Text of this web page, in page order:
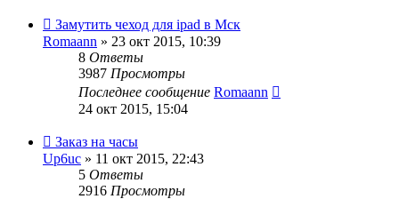
Замутить чеход для ipad в Мск
Romaann » 23 окт 2015, 10:39
8 Ответы
3987 Просмотры
Последнее сообщение Romaann
24 окт 2015, 15:04
Заказ на часы
Up6uc » 11 окт 2015, 22:43
5 Ответы
2916 Просмотры